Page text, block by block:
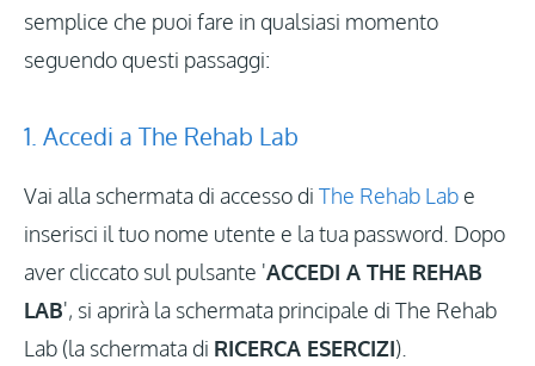
Aggiornamenti
semplice che puoi fare in qualsiasi momento
seguendo questi passaggi:
1. Accedi a The Rehab Lab
Vai alla schermata di accesso diThe Rehab Labe
inserisci il tuo nome utente e la tua password. Dopo
aver cliccato sul pulsante 'ACCEDI A THE REHAB
LAB', si aprirà la schermata principale di The Rehab
Lab (la schermata di RICERCA ESERCIZI).